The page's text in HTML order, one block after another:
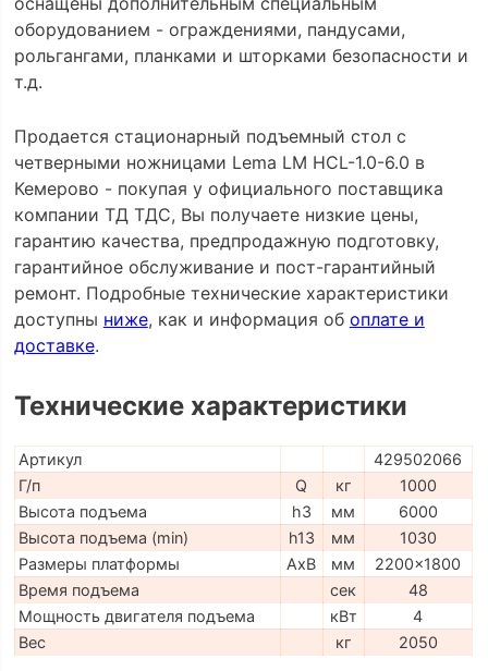
оборудованием - ограждениями, пандусами,
рольгангами, планками и шторками безопасности и
т.д.
Продается стационарный подъемный стол с
четверными ножницами Lema LM HCL-1.0-6.0 в
Кемерово - покупая у официального поставщика
компании ТД ТДС, Вы получаете низкие цены,
гарантию качества, предпродажную подготовку,
гарантийное обслуживание и пост-гарантийный
ремонт. Подробные технические характеристики
доступны ниже, как и информация об оплате и
доставке.
Технические характеристики
Артикул
429502066
Г/п
Q кг
1000
Высота подъема
h3 мм
6000
Высота подъема (min)
h13 мм
1030
Размеры платформы
AxB мм
2200x1800
Время подъема
сек
48
Мощность двигателя подъема
кВт
4
Вес
кг 2050